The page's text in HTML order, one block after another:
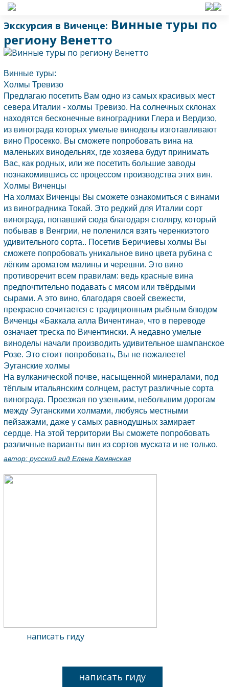
Экскурсия в Виченце: Винные туры по
региону Венетто
Винные туры:
Холмы Тревизо
Предлагаю посетить Вам одно из самых красивых мест
севера Италии - холмы Тревизо. На солнечных склонах
находятся бесконечные виноградники Глера и Вердизо,
из винограда которых умелые виноделы изготавливают
вино Просекко. Вы сможете попробовать вина на
маленьких винодельнях, где хозяева будут принимать
Вас, как родных, или же посетить большие заводы
познакомившись сс процессом производства этих вин.
Холмы Виченцы
На холмах Виченцы Вы сможете ознакомиться с винами
из виноградника Токай. Это редкий для Италии сорт
винограда, попавший сюда благодаря столяру, который
побывав в Венгрии, не поленился взять черенкиэтого
удивительного сорта.. Посетив Беричиевы холмы Вы
сможете попробовать уникальное вино цвета рубина с
лёгким ароматом малины и черешни. Это вино
противоречит всем правилам: ведь красные вина
предпочтительно подавать с мясом или твёрдыми
сырами. А это вино, благодаря своей свежести,
прекрасно сочитается с традиционным рыбным блюдом
Виченцы «Баккала алла Вичентина», что в переводе
означает треска по Вичентински. А недавно умелые
виноделы начали производить удивительное шампанское
Розе. Это стоит попробовать, Вы не пожалеете!
Эуганские холмы
На вулканической почве, насыщенной минералами, под
тёплым итальянским солнцем, растут различные сорта
винограда. Проезжая по узеньким, небольшим дорогам
между Эуганскими холмами, любуясь местными
пейзажами, даже у самых равнодушных замирает
сердце. На этой территории Вы сможете попробовать
различные варианты вин из сортов муската и не только.
автор: русский гид Елена Камянская
написать гиду
написать гиду